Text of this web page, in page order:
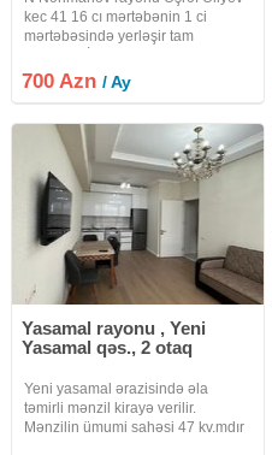
kec 41 16 cı mərtəbənin 1 ci
mərtəbəsində yerləşir tam
kompyuter kondisoner internet
skaf soyuducu kiçik mətbəxi
sanuzel
700 Azn/ Ay
Yasamal rayonu , Yeni
Yasamal qəs., 2 otaq
Yeni yasamal ərazisində əla
təmirli mənzil kirayə verilir.
Mənzilin ümumi sahəsi 47 kv.mdır